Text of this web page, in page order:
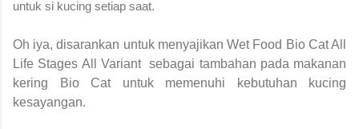
untuk si kucing setiap saat.
Oh iya, disarankan untuk menyajikanWet Food Bio Cat All
Life Stages All Variantsebagai tambahan pada makanan
kering Bio Cat untuk memenuhi kebutuhan kucing
kesayangan.